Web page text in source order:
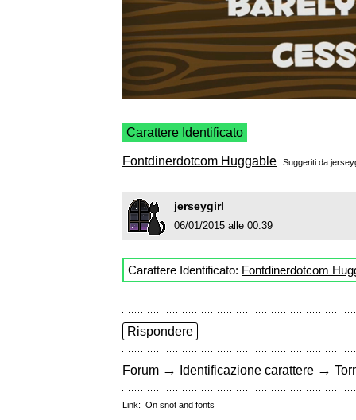
Carattere Identificato
Fontdinerdotcom Huggable Suggeriti da
jerseygirl
06/01/2015 alle 00:39
Carattere Identificato: Fontdinerdotcom
Rispondere
Forum → Identificazione carattere →
Link: On snot and fonts